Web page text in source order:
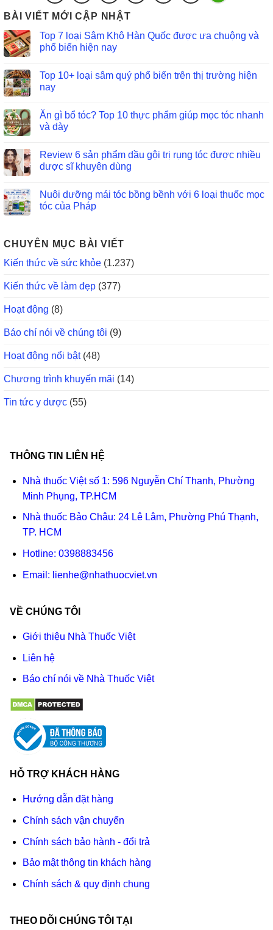
BÀI VIẾT MỚI CẬP NHẬT
Top 7 loại Sâm Khô Hàn Quốc được ưa chuộng và
phổ biến hiện nay
Top 10+ loại sâm quý phổ biến trên thị trường hiện
nay
Ăn gì bổ tóc? Top 10 thực phẩm giúp mọc tóc nhanh
và dày
Review 6 sản phẩm dầu gội trị rụng tóc được nhiều
dược sĩ khuyên dùng
Nuôi dưỡng mái tóc bồng bềnh với 6 loại thuốc mọc
tóc của Pháp
CHUYÊN MỤC BÀI VIẾT
Kiến thức về sức khỏe (1.237)
Kiến thức về làm đẹp (377)
Hoạt động (8)
Báo chí nói về chúng tôi (9)
Hoạt động nổi bật(48)
Chương trình khuyến mãi (14)
Tin tức y dược (55)
THÔNG TIN LIÊN HỆ
Nhà thuốc Việt số 1: 596 Nguyễn Chí Thanh, Phường
Minh Phụng, TP.HCM
Nhà thuốc Bảo Châu: 24 Lê Lâm, Phường Phú Thạnh,
TP. HCM
Hotline: 0398883456
Email: lienhe@nhathuocviet.vn
VỀ CHÚNG TÔI
Giới thiệu Nhà Thuốc Việt
Liên hệ
Báo chí nói về Nhà Thuốc Việt
HỖ TRỢ KHÁCH HÀNG
Hướng dẫn đặt hàng
Chính sách vận chuyển
Chính sách bảo hành - đổi trả
Bảo mật thông tin khách hàng
Chính sách & quy định chung
THEO DÕI CHÚNG TÔI TẠI